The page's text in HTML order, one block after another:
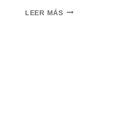
LEER MÁSSEASONAL